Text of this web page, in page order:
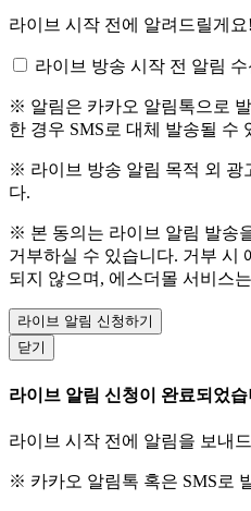
라이브 시작 전에 알려드릴게요!
라이브 방송 시작 전 알림
※ 알림은 카카오 알림톡으로
한 경우 SMS로 대체 발송될 수
※ 라이브 방송 알림 목적 외 광
다.
※ 본 동의는 라이브 알림 발송
거부하실 수 있습니다. 거부 시
되지 않으며, 에스더몰 서비스
라이브 알림 신청하기
닫기
라이브 알림 신청이 완료되었
라이브 시작 전에 알림을 보내
※ 카카오 알림톡 혹은 SMS로